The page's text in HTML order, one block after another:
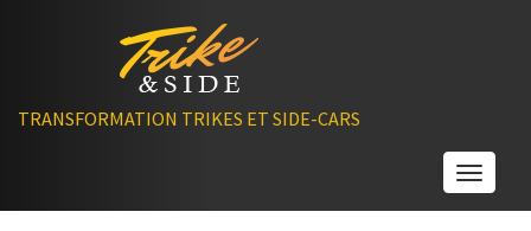
TRANSFORMATION TRIKES ET SIDE-CARS